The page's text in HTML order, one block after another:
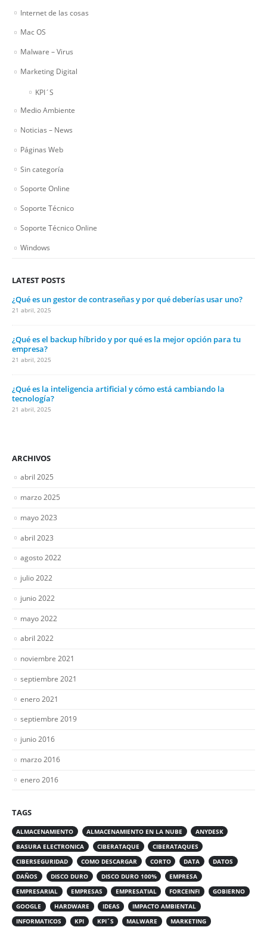
Internet de las cosas
Mac OS
Malware – Virus
Marketing Digital
KPI´S
Medio Ambiente
Noticias – News
Páginas Web
Sin categoría
Soporte Online
Soporte Técnico
Soporte Técnico Online
Windows
LATEST POSTS
¿Qué es un gestor de contraseñas y por qué deberías usar uno?
21 abril, 2025
¿Qué es el backup híbrido y por qué es la mejor opción para tu
empresa?
21 abril, 2025
¿Qué es la inteligencia artificial y cómo está cambiando la
tecnología?
21 abril, 2025
ARCHIVOS
abril 2025
marzo 2025
mayo 2023
abril 2023
agosto 2022
julio 2022
junio 2022
mayo 2022
abril 2022
noviembre 2021
septiembre 2021
enero 2021
septiembre 2019
junio 2016
marzo 2016
enero 2016
TAGS
ALMACENAMIENTO ALMACENAMIENTO EN LA NUBE
ANYDESK
BASURA ELECTRONICA
CIBERATAQUE
CIBERATAQUES
CIBERSEGURIDAD
COMO DESCARGAR CORTO DATA
DATOS
DAÑOS
DISCO DURO DISCO DURO 100%
EMPRESA
EMPRESARIAL
EMPRESAS EMPRESATIAL FORCEINFI
GOBIERNO
GOOGLE
HARDWARE IDEAS
IMPACTO AMBIENTAL
INFORMATICOS
KPI KPI´S MALWARE
MARKETING